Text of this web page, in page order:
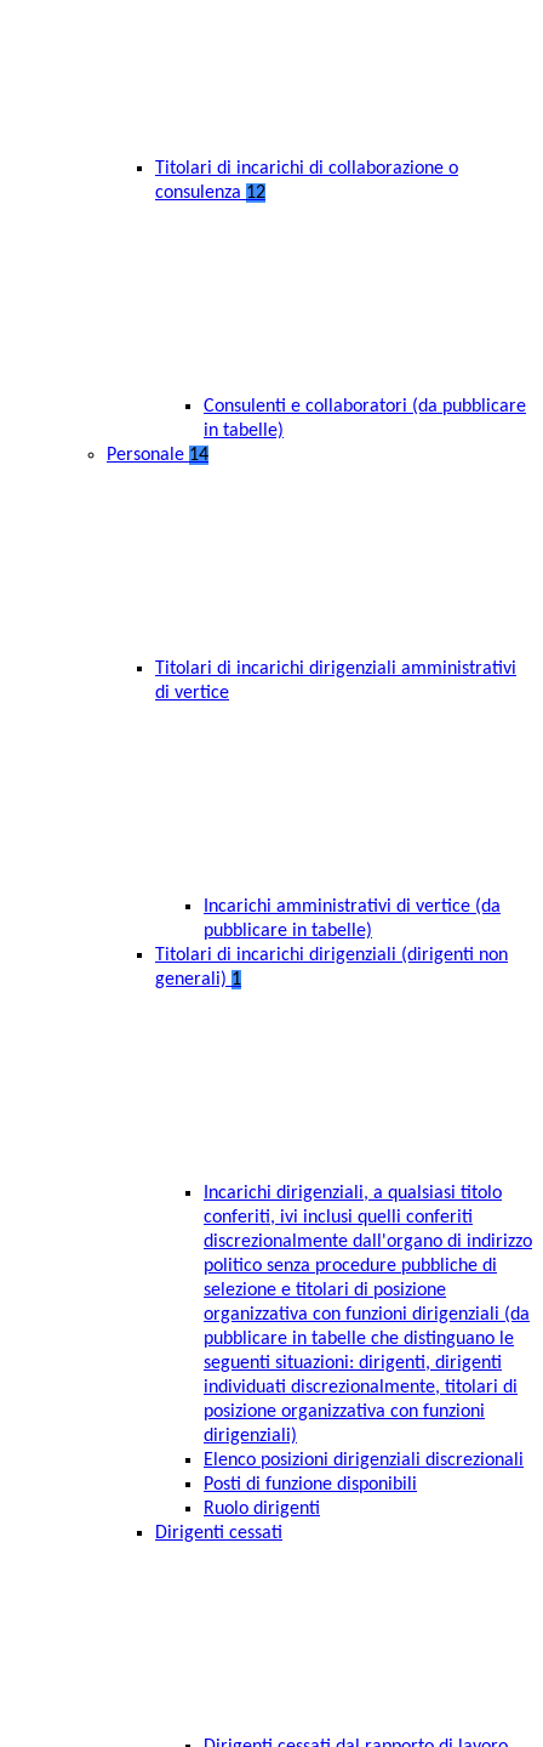
Titolari di incarichi di collaborazione o
consulenza 12
Consulenti e collaboratori (da pubblicare
in tabelle)
Personale 14
Titolari di incarichi dirigenziali amministrativi
di vertice
Incarichi amministrativi di vertice (da
pubblicare in tabelle)
Titolari di incarichi dirigenziali (dirigenti non
generali) 1
Incarichi dirigenziali, a qualsiasi titolo
conferiti, ivi inclusi quelli conferiti
discrezionalmente dall'organo di indirizzo
politico senza procedure pubbliche di
selezione e titolari di posizione
organizzativa con funzioni dirigenziali (da
pubblicare in tabelle che distinguano le
seguenti situazioni: dirigenti, dirigenti
individuati discrezionalmente, titolari di
posizione organizzativa con funzioni
dirigenziali)
Elenco posizioni dirigenziali discrezionali
Posti di funzione disponibili
Ruolo dirigenti
Dirigenti cessati